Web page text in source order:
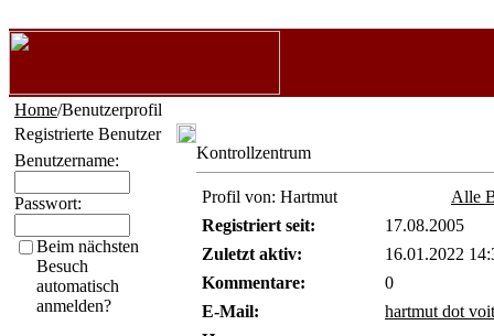
Home/Benutzerprofil
Registrierte Benutzer
Benutzername:
Passwort:
Beim nächsten
Besuch
automatisch
anmelden?
Kontrollzentrum
Profil von: Hartmut
Alle
Registriert seit:
17.08.2005
Zuletzt aktiv:
16.01.2022
Kommentare:
0
E-Mail:
hartmut dot